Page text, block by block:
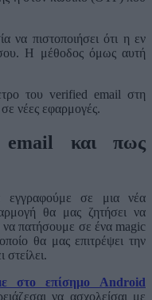
να πιστοποιήσει ότι η εν
Η μέθοδος όμως αυτή
του verified email στη
σε νέες εφαρμογές.
email και πως
εγγραφούμε σε μια νέα
θα μας ζητήσει να
πατήσουμε σε ένα magic
θα μας επιτρέψει την
στο επίσημο Android
να ασχολείσαι με